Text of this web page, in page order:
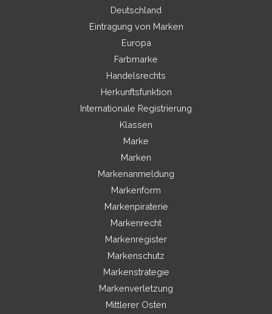
Deutschland
Eintragung von Marken
Europa
Farbmarke
Handelsrechts
Herkunftsfunktion
Internationale Registrierung
Klassen
Marke
Marken
Markenanmeldung
Markenform
Markenpiraterie
Markenrecht
Markenregister
Markenschutz
Markenstrategie
Markenverletzung
Mittlerer Osten